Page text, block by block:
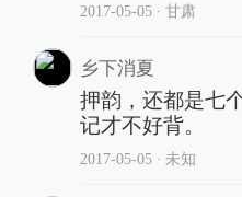
2017-05-05∙ 甘肃
乡下消夏
押韵，还都是七
记才不好背。
2017-05-05∙ 未知